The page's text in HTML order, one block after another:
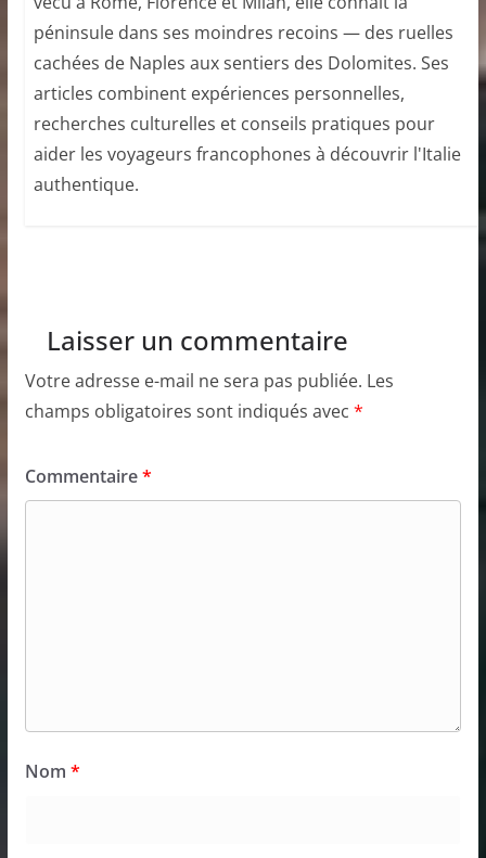
péninsule dans ses moindres recoins — des ruelles
cachées de Naples aux sentiers des Dolomites. Ses
articles combinent expériences personnelles,
recherches culturelles et conseils pratiques pour
aider les voyageurs francophones à découvrir l'Italie
authentique.
Laisser un commentaire
Votre adresse e-mail ne sera pas publiée. Les
champs obligatoires sont indiqués avec *
Commentaire*
Nom *